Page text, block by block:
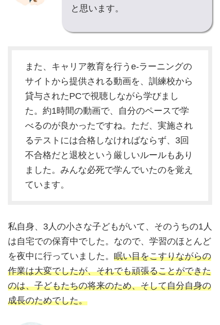
と思います。
また、キャリア教育を行うe-ラーニングの
サイトから提供される動画を、訓練校から
貸与されたPCで視聴しながら学びまし
た。約1時間の動画で、自分のペースで学
べるのが良かったですね。ただ、実施され
るテストには合格しなければならず、3回
不合格だと退校という厳しいルールもあり
ました。みんな必死で学んでいたのを覚え
ています。
私自身、3人の小さな子どもがいて、そのうちの1人
は自宅での保育中でした。なので、学習のほとんど
を夜中に行っていました。 眠い目をこすりながらの
作業は大変でしたが、それでも頑張ることができた
のは、子どもたちの将来のため、そして自分自身の
成長のためでした。